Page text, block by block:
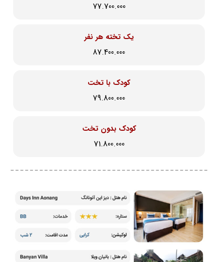
77.700.000
یک تخته هر نفر
87.400.000
کودک با تخت
79.800.000
کودک بدون تخت
71.800.000